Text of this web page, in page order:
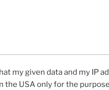
my given data and my IP
the USA only for the